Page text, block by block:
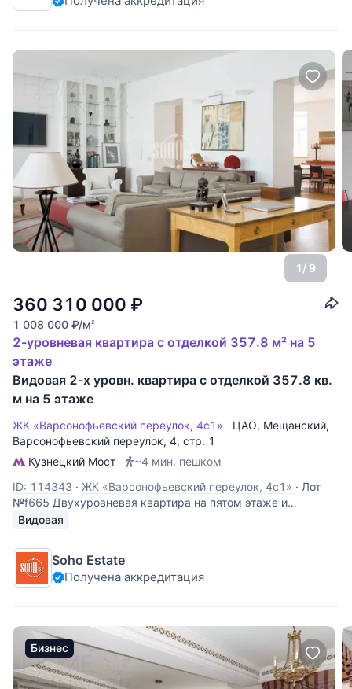
1/ 9
360 310 000 ₽
1 008 000 ₽/м2
2-уровневая квартира с отделкой 357.8 м² на 5
этаже
Видовая 2-х уровн. квартира с отделкой 357.8 кв.
м на 5 этаже
ЖК «Варсонофьевский переулок, 4с1» ЦАО, Мещанский,
Варсонофьевский переулок, 4, стр. 1
Кузнецкий Мост
~4 мин. пешком
ID: 114343 · ЖК «Варсонофьевский переулок, 4с1» · Лот
№f665 Двухуровневая квартира на пятом этаже и
эксплуатируемом чердаке доходного дома по
отделка помещения в классическом французском стиле по
архитектурному проекту европейских мастеров.
Видовая
Soho Estate
Получена аккредитация
Бизнес